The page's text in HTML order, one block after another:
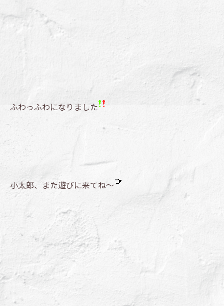
ふわっふわになりました
小太郎、また遊びに来てね～